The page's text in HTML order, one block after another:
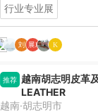
行业专业展
推荐 越南胡志明皮革
LEATHER
越南·胡志明市